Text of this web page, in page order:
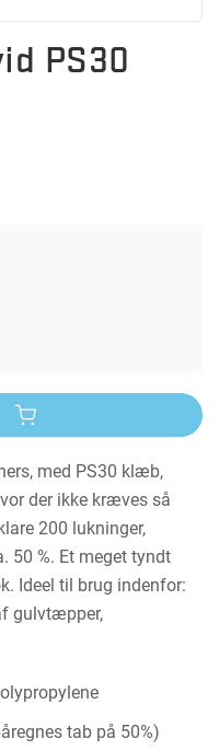
PS30
med PS30 klæb,
der ikke kræves så
200 lukninger,
50 %. Et meget tyndt
Ideel til brug indenfor:
gulvtæpper,
tab på 50%)